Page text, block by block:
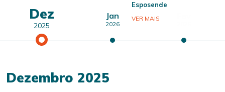
Esposende
VER MAIS
Dez
2025
Jan
2026
Dezembro 2025